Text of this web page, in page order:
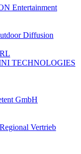
Entertainment
Diffusion
TECHNOLOGIES
GmbH
Vertrieb